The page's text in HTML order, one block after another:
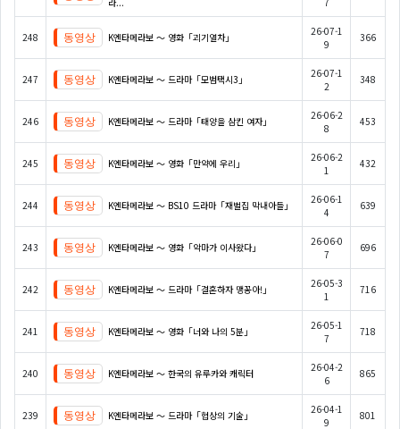
248 K엔타메라보 ～ 영화「괴기열차」
26-07-1
9
366
247 K엔타메라보 ～ 드라마「모범택시3」
26-07-1
2
348
246 K엔타메라보 ～ 드라마「태양을 삼킨 여자」
26-06-2
8
453
245 K엔타메라보 ～ 영화「만약에 우리」
26-06-2
1
432
244 K엔타메라보 ～ BS10 드라마「재벌집 막내아들」
26-06-1
4
639
243 K엔타메라보 ～ 영화「악마가 이사왔다」
26-06-0
7
696
242 K엔타메라보 ～ 드라마「결혼하자 맹꽁아!」
26-05-3
1
716
241 K엔타메라보 ～ 영화「너와 나의 5분」
26-05-1
7
718
240 K엔타메라보 ～ 한국의 유루카와 캐릭터
26-04-2
6
865
239 K엔타메라보 ～ 드라마「협상의 기술」
26-04-1
9
801